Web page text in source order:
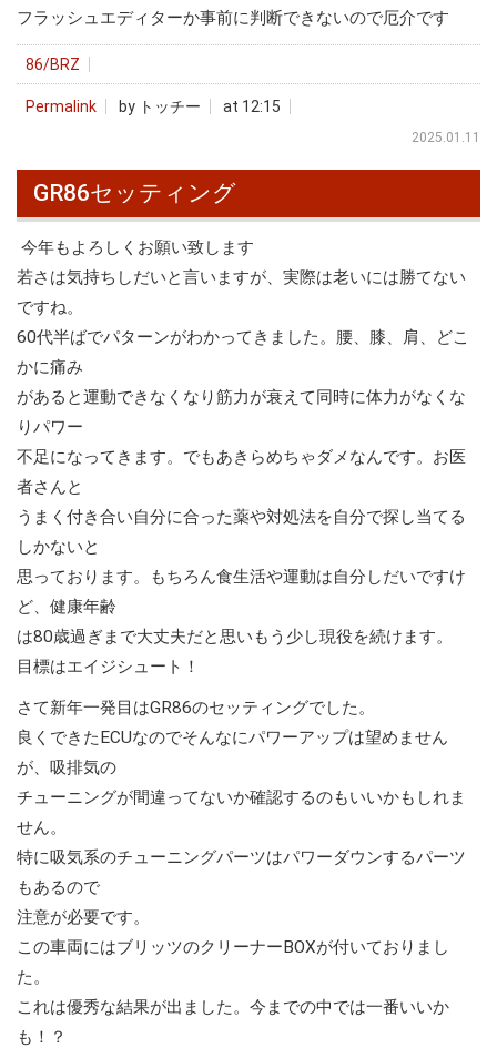
フラッシュエディターか事前に判断できないので厄介です
86/BRZ
Permalink by トッチー at 12:15
2025.01.11
GR86セッティング
今年もよろしくお願い致します
若さは気持ちしだいと言いますが、実際は老いには勝てない
ですね。
60代半ばでパターンがわかってきました。腰、膝、肩、どこ
かに痛み
があると運動できなくなり筋力が衰えて同時に体力がなくな
りパワー
不足になってきます。でもあきらめちゃダメなんです。お医
者さんと
うまく付き合い自分に合った薬や対処法を自分で探し当てる
しかないと
思っております。もちろん食生活や運動は自分しだいですけ
ど、健康年齢
は80歳過ぎまで大丈夫だと思いもう少し現役を続けます。
目標はエイジシュート！
さて新年一発目はGR86のセッティングでした。
良くできたECUなのでそんなにパワーアップは望めません
が、吸排気の
チューニングが間違ってないか確認するのもいいかもしれま
せん。
特に吸気系のチューニングパーツはパワーダウンするパーツ
もあるので
注意が必要です。
この車両にはブリッツのクリーナーBOXが付いておりまし
た。
これは優秀な結果が出ました。今までの中では一番いいか
も！？